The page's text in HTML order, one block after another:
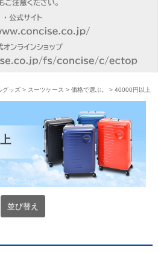
グッズ> スーツケース > 価格で選ぶ。 > 40000円以上
並び替え